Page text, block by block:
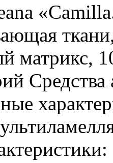
матрикс,